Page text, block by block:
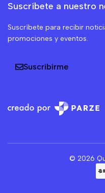
Suscríbete a nuestro
Suscríbete para recibir
promociones y eventos.
Suscribirme
© 2026